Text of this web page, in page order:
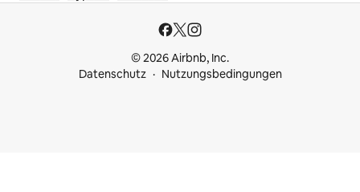
© 2026 Airbnb, Inc.
Datenschutz
Nutzungsbedingungen